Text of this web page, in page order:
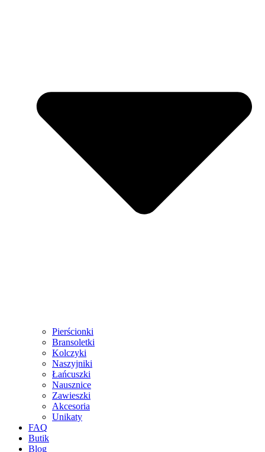
Pierścionki
Bransoletki
Kolczyki
Naszyjniki
Łańcuszki
Nausznice
Zawieszki
Akcesoria
Unikaty
FAQ
Butik
Blog